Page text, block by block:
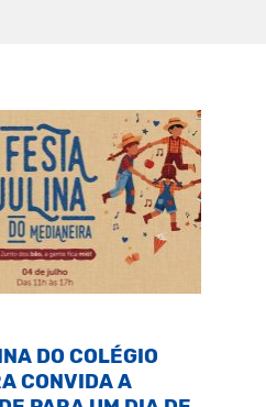
DO COLÉGIO
CONVIDA A